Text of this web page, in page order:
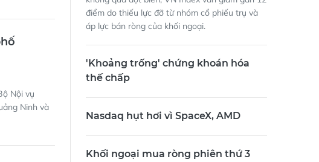
Nội vụ
Ninh và
điểm do thiếu lực đỡ từ nhóm cổ phiếu trụ và
áp lực bán ròng của khối ngoại.
'Khoảng trống' chứng khoán hóa
thế chấp
Nasdaq hụt hơi vì SpaceX, AMD
Khối ngoại mua ròng phiên thứ 3